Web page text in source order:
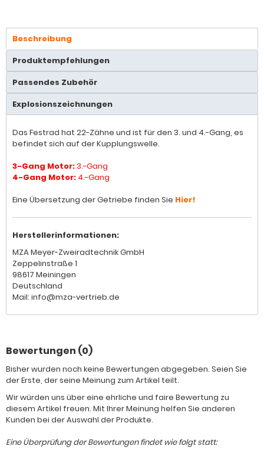
Beschreibung
Produktempfehlungen
Passendes Zubehör
Explosionszeichnungen
Das Festrad hat 22-Zähne und ist für den 3. und 4.-Gang, es
befindet sich auf der Kupplungswelle.
3-Gang Motor:3.-Gang
4-Gang Motor: 4.-Gang
Eine Übersetzung der Getriebe finden Sie Hier!
Herstellerinformationen:
MZA Meyer-Zweiradtechnik GmbH
Zeppelinstraße 1
98617 Meiningen
Deutschland
Mail: info@mza-vertrieb.de
Bewertungen (0)
Bisher wurden noch keine Bewertungen abgegeben. Seien Sie
der Erste, der seine Meinung zum Artikel teilt.
Wir würden uns über eine ehrliche und faire Bewertung zu
diesem Artikel freuen. Mit Ihrer Meinung helfen Sie anderen
Kunden bei der Auswahl der Produkte.
Eine Überprüfung der Bewertungen findet wie folgt statt: